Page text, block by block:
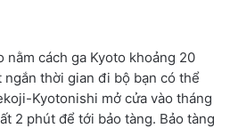
nằm cách ga Kyoto khoảng 20
thời gian đi bộ bạn có thể
Kyotonishi mở cửa vào tháng
2 phút để tới bảo tàng. Bảo tàng